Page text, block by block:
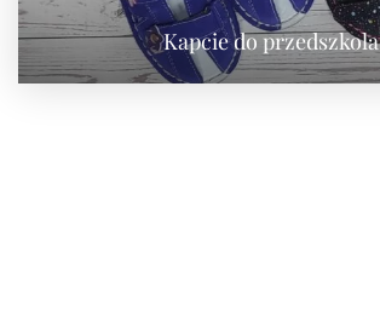
Kapcie do przedszkola